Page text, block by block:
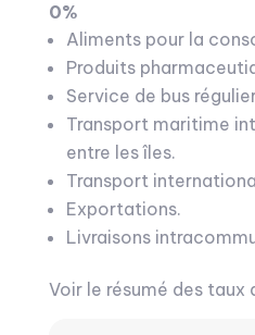
0%
Aliments pour la
Produits
Service de bus
Transport maritime
entre les îles.
Transport
Exportations.
Livraisons
Voir le résumé des taux